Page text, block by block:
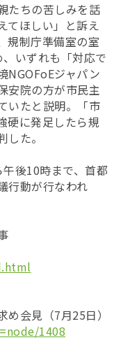
たちの苦しみを話
てほしい」と訴え
規制庁準備室の室
いずれも「対応で
NGOFoEジャパン
安院の方が市民主
いたと説明。「市
硬に発足したら規
た。
後10時まで、首都
行動が行なわれ
会見（7月25日）
1408